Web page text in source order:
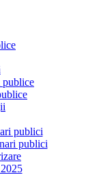
publice
publici
publici